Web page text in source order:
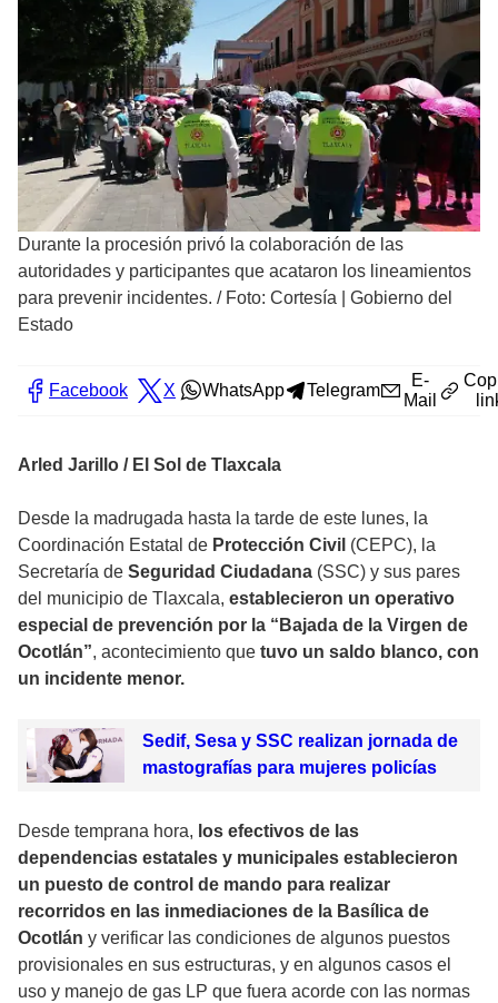
Durante la procesión privó la colaboración de las
autoridades y participantes que acataron los lineamientos
para prevenir incidentes. / Foto: Cortesía | Gobierno del
Estado
Facebook X WhatsApp Telegram
E-
Mail
Arled Jarillo / El Sol de Tlaxcala
Desde la madrugada hasta la tarde de este lunes, la
Coordinación Estatal de Protección Civil (CEPC), la
Secretaría de Seguridad Ciudadana (SSC) y sus pares
del municipio de Tlaxcala, establecieron un operativo
especial de prevención por la “Bajada de la Virgen de
Ocotlán”, acontecimiento que tuvo un saldo blanco, con
un incidente menor.
Sedif, Sesa y SSC realizan jornada de
mastografías para mujeres policías
Desde temprana hora, los efectivos de las
dependencias estatales y municipales establecieron
un puesto de control de mando para realizar
recorridos en las inmediaciones de la Basílica de
Ocotlán y verificar las condiciones de algunos puestos
provisionales en sus estructuras, y en algunos casos el
uso y manejo de gas LP que fuera acorde con las normas